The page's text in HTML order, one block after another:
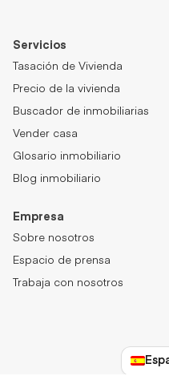
Servicios
Tasación de Vivienda
Precio de la vivienda
Buscador de inmobiliarias
Vender casa
Glosario inmobiliario
Blog inmobiliario
Empresa
Sobre nosotros
Espacio de prensa
Trabaja con nosotros